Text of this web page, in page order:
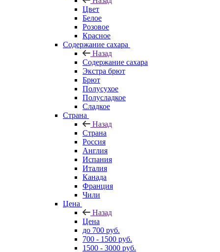
Цвет
Белое
Розовое
Красное
Содержание сахара
Назад
Содержание сахара
Экстра брют
Брют
Полусухое
Полусладкое
Сладкое
Страна
Назад
Страна
Россия
Англия
Испания
Италия
Канада
Франция
Чили
Цена
Назад
Цена
до 700 руб.
700 - 1500 руб.
1500 - 3000 руб.